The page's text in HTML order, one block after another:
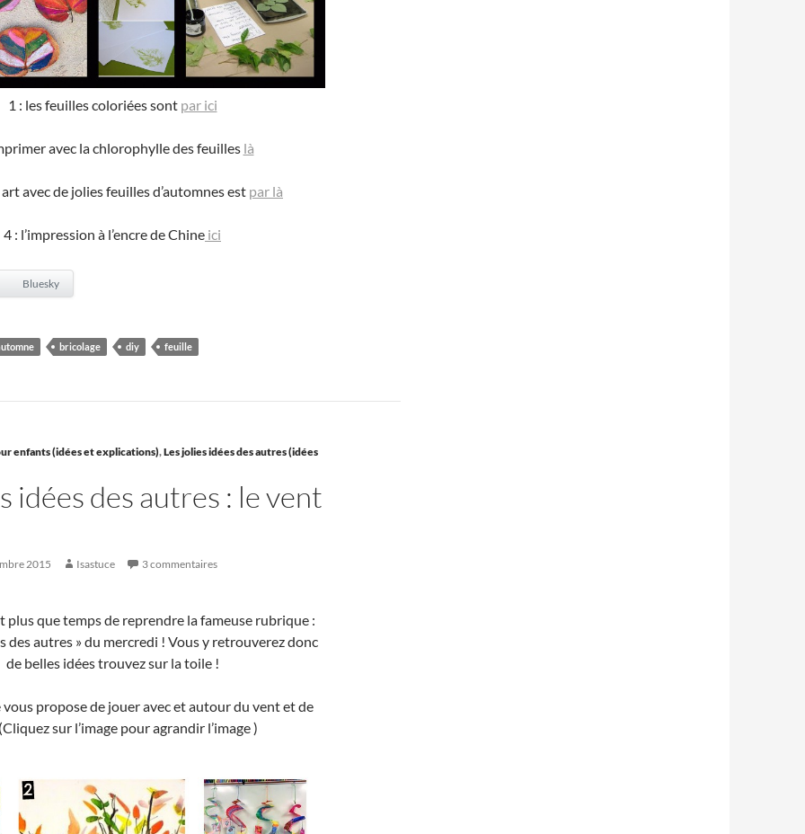
1 : les feuilles coloriées sont par ici
avec la chlorophylle des feuilles là
avec de jolies feuilles d’automnes est par là
4 : l’impression à l’encre de Chine ici
Bluesky
bricolage diy feuille
enfants (idées et explications),Les jolies idées des autres (idées
idées des autres : le vent
2015 Isastuce 3 commentaires
plus que temps de reprendre la fameuse rubrique :
des autres » du mercredi ! Vous y retrouverez donc
de belles idées trouvez sur la toile !
vous propose de jouer avec et autour du vent et de
sur l’image pour agrandir l’image )